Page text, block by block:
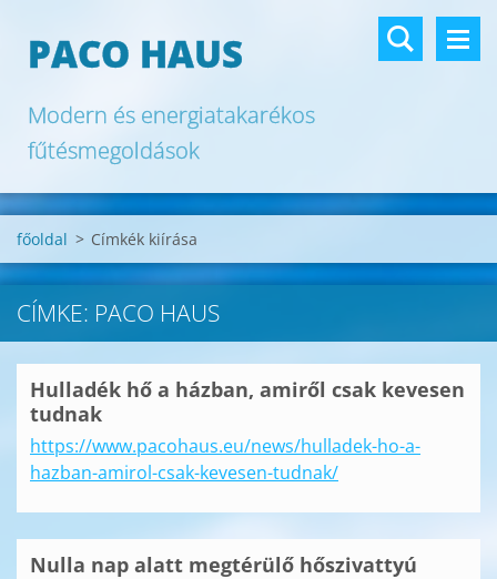
PACO HAUS
Modern és energiatakarékos
fűtésmegoldások
főoldal > Címkék kiírása
CÍMKE: PACO HAUS
Hulladék hő a házban, amiről csak kevesen
tudnak
https://www.pacohaus.eu/news/hulladek-ho-a-
hazban-amirol-csak-kevesen-tudnak/
Nulla nap alatt megtérülő hőszivattyú